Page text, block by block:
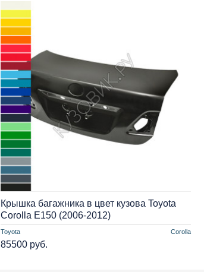
Toyota Corolla
Крышка багажника в цвет кузова Toyota
Corolla E150 (2006-2012)
85500 руб.